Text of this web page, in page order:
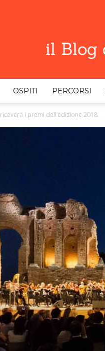
OSPITI PERCORSI
i premi dell’edizione 2018